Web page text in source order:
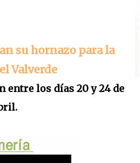
su hornazo para la
Valverde
entre los días 20 y 24 de